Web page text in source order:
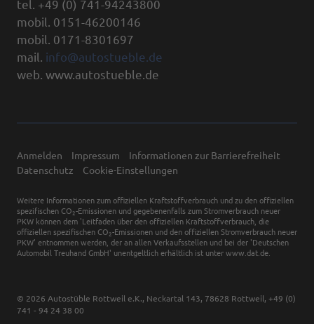
tel. +49 (0) 741-94243800
mobil. 0151-46200146
mobil. 0171-8301697
mail. info@autostueble.de
web. www.autostueble.de
Anmelden Impressum
Informationen zur Barrierefreiheit
Datenschutz
Cookie-Einstellungen
Weitere Informationen zum offiziellen Kraftstoffverbrauch und zu den offiziellen
spezifischen CO 2-Emissionen und gegebenenfalls zum Stromverbrauch neuer
PKW können dem 'Leitfaden über den offiziellen Kraftstoffverbrauch, die
offiziellen spezifischen CO 2-Emissionen und den offiziellen Stromverbrauch neuer
PKW' entnommen werden, der an allen Verkaufsstellen und bei der 'Deutschen
Automobil Treuhand GmbH' unentgeltlich erhältlich ist unter www.dat.de.
© 2026 Autostüble Rottweil e.K., Neckartal 143, 78628 Rottweil, +49 (0)
741 - 94 24 38 00